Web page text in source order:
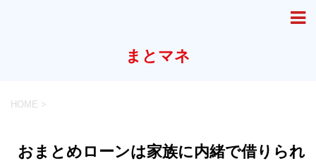
まとマネ
HOME >
おまとめローンは家族に内緒で借りられ